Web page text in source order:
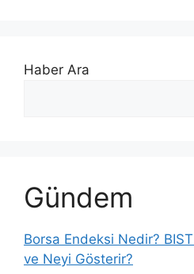
Haber Ara
Gündem
Borsa Endeksi Nedir?
ve Neyi Gösterir?